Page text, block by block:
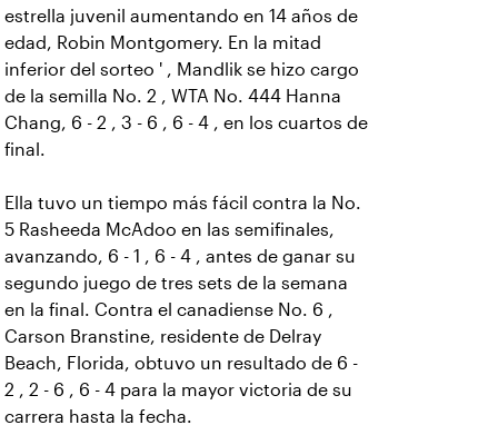
estrella juvenil aumentando en 14 años de
edad, Robin Montgomery. En la mitad
inferior del sorteo ' , Mandlik se hizo cargo
de la semilla No. 2 , WTA No. 444 Hanna
Chang, 6 - 2 , 3 - 6 , 6 - 4 , en los cuartos de
final.
Ella tuvo un tiempo más fácil contra la No.
5 Rasheeda McAdoo en las semifinales,
avanzando, 6 - 1 , 6 - 4 , antes de ganar su
segundo juego de tres sets de la semana
en la final. Contra el canadiense No. 6 ,
Carson Branstine, residente de Delray
Beach, Florida, obtuvo un resultado de 6 -
2 , 2 - 6 , 6 - 4 para la mayor victoria de su
carrera hasta la fecha.